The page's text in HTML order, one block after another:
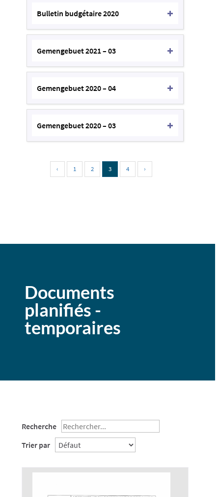
Bulletin budgétaire 2020
Gemengebuet 2021 – 03
Gemengebuet 2020 – 04
Gemengebuet 2020 – 03
‹ 1 2 3 4 ›
Documents
planifiés -
temporaires
Recherche
Trier par